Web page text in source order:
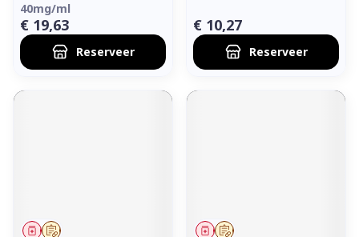
40mg/ml
€ 19,63
Reserveer
€ 10,27
Reserveer
Op voorschrift
Geneesmiddel Op voorschrift
Geneesmiddel